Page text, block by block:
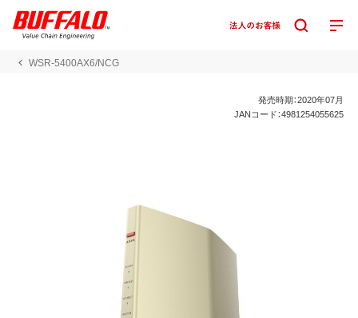
WSR-5400AX6/NCG
発売時期：2020年07月
JANコード：4981254055625